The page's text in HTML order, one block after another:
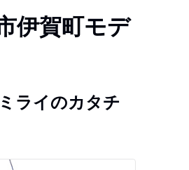
伊賀町モデ
ライのカタチ